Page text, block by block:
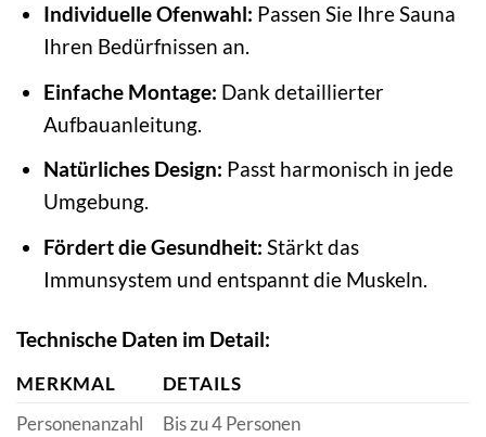
Individuelle Ofenwahl: Passen Sie Ihre Sauna
Ihren Bedürfnissen an.
Einfache Montage: Dank detaillierter
Aufbauanleitung.
Natürliches Design: Passt harmonisch in jede
Umgebung.
Fördert die Gesundheit: Stärkt das
Immunsystem und entspannt die Muskeln.
Technische Daten im Detail:
MERKMAL
DETAILS
Personenanzahl
Bis zu 4 Personen